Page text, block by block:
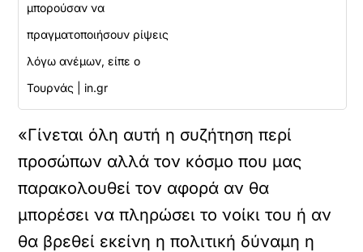
μπορούσαν να
πραγματοποιήσουν ρίψεις
λόγω ανέμων, είπε ο
Τουρνάς | in.gr
«Γίνεται όλη αυτή η συζήτηση περί
προσώπων αλλά τον κόσμο που μας
παρακολουθεί τον αφορά αν θα
μπορέσει να πληρώσει το νοίκι του ή αν
θα βρεθεί εκείνη η πολιτική δύναμη η